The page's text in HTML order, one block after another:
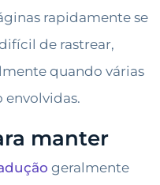
rapidamente se
de rastrear,
quando várias
envolvidas.
manter
geralmente